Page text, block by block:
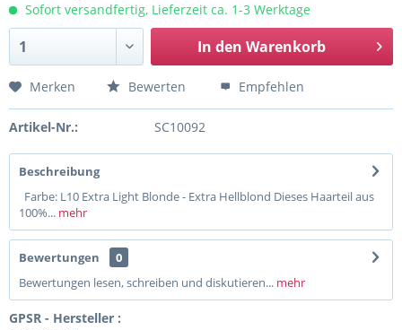
Sofort versandfertig, Lieferzeit ca. 1-3 Werktage
In den Warenkorb
Merken Bewerten Empfehlen
Artikel-Nr.: SC10092
Beschreibung
Farbe: L10 Extra Light Blonde - Extra Hellblond Dieses Haarteil aus
100%... mehr
Bewertungen
0
Bewertungen lesen, schreiben und diskutieren... mehr
GPSR - Hersteller :